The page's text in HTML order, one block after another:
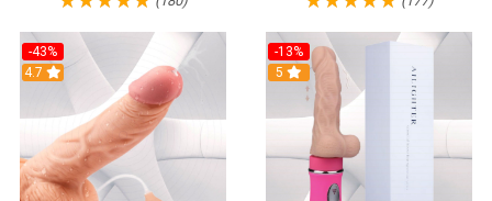
-43%
4.7
-13%
5